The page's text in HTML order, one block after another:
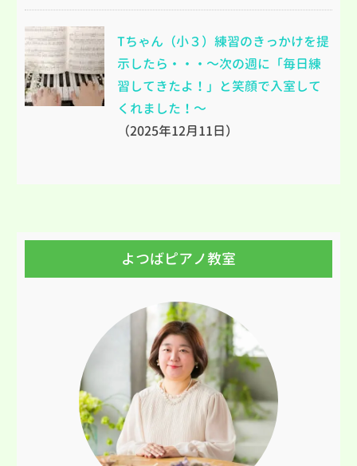
Tちゃん（小３）練習のきっかけを提
示したら・・・～次の週に「毎日練
習してきたよ！」と笑顔で入室して
くれました！～
（2025年12月11日）
よつばピアノ教室